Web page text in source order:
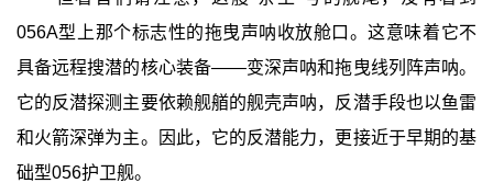
056A型上那个标志性的拖曳声呐收放舱口。这意味着它不
具备远程搜潜的核心装备——变深声呐和拖曳线列阵声呐。
它的反潜探测主要依赖舰艏的舰壳声呐，反潜手段也以鱼雷
和火箭深弹为主。因此，它的反潜能力，更接近于早期的基
础型056护卫舰。